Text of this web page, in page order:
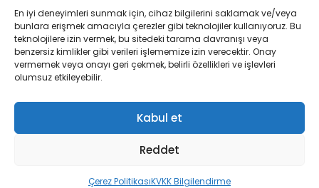
En iyi deneyimleri sunmak için, cihaz bilgilerini saklamak ve/veya
bunlara erişmek amacıyla çerezler gibi teknolojiler kullanıyoruz. Bu
teknolojilere izin vermek, bu sitedeki tarama davranışı veya
benzersiz kimlikler gibi verileri işlememize izin verecektir. Onay
vermemek veya onayı geri çekmek, belirli özellikleri ve işlevleri
olumsuz etkileyebilir.
Kabul et
Reddet
Çerez PolitikasıKVKK Bilgilendirme
30-50 km
Motor